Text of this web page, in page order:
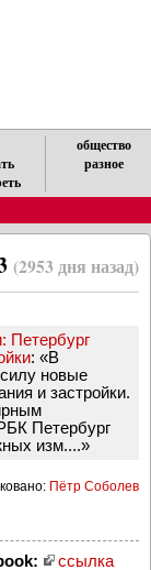
общество
разное
(2953 дня назад)
Петербург
: «В
новые
и застройки.
Петербург
изм....»
Пётр Соболев
ссылка